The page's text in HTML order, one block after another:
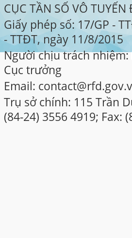
CỤC TẦN SỐ VÔ TUYẾN
Giấy phép số: 17/GP -
- TTĐT, ngày 11/8/2015
Người chịu trách nhiệm:
Cục trưởng
Email:
Trụ sở chính: 115 Trần
(84-24) 3556 4919; Fax: